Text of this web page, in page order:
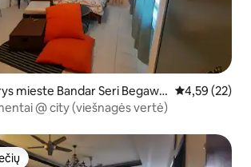
mieste Bandar Seri Begawa
Vidutinis
4,59 (22)
@ city (viešnagės vertė)